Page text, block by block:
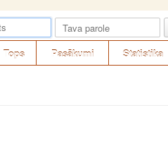
Tops Pasākumi Statistika